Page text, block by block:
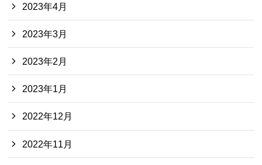
2023年4月
2023年3月
2023年2月
2023年1月
2022年12月
2022年11月